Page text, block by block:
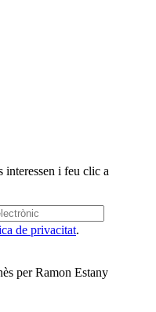
interessen i feu clic a
de privacitat.
per Ramon Estany